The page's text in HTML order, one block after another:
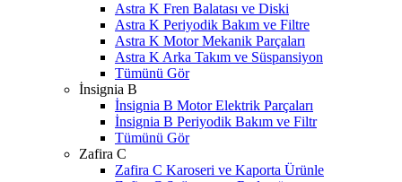
Astra K Fren Balatası ve Diski
Astra K Periyodik Bakım ve Filtre
Astra K Motor Mekanik Parçaları
Astra K Arka Takım ve Süspansiyon
Tümünü Gör
İnsignia B
İnsignia B Motor Elektrik Parçaları
İnsignia B Periyodik Bakım ve Filtr
Tümünü Gör
Zafira C
Zafira C Karoseri ve Kaporta Ürünle